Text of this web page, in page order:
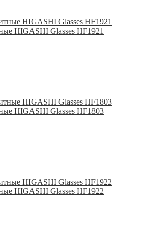
HIGASHI Glasses HF1921
HIGASHI Glasses HF1803
HIGASHI Glasses HF1922